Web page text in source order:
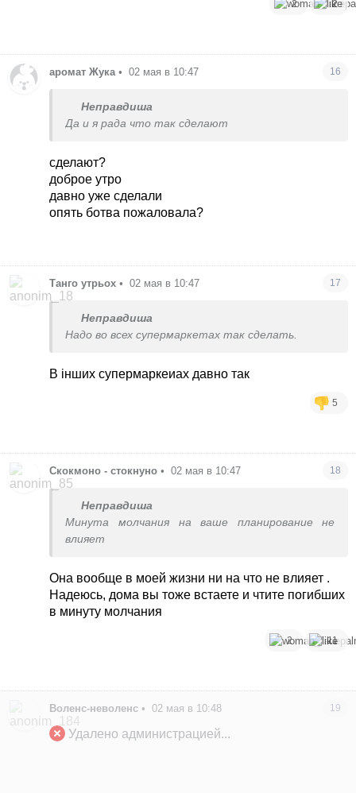
2 2
аромат Жука • 02 мая в 10:47 16
Неправдиша
Да и я рада что так сделают
сделают?
доброе утро
давно уже сделали
опять ботва пожаловала?
Танго утрьох • 02 мая в 10:47 17
Неправдиша
Надо во всех супермаркетах так сделать.
В інших супермаркеиах давно так
5
Скокмоно - стокнуно • 02 мая в 10:47 18
Неправдиша
Минута молчания на ваше планирование не
влияет
Она вообще в моей жизни ни на что не влияет .
Надеюсь, дома вы тоже встаете и чтите погибших
в минуту молчания
2 11
Воленс-неволенс • 02 мая в 10:48 19
Удалено администрацией...